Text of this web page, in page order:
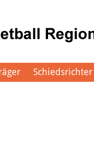
Schiedsrichter